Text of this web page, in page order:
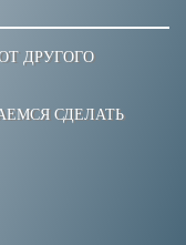
ДРУГОГО
СДЕЛАТЬ